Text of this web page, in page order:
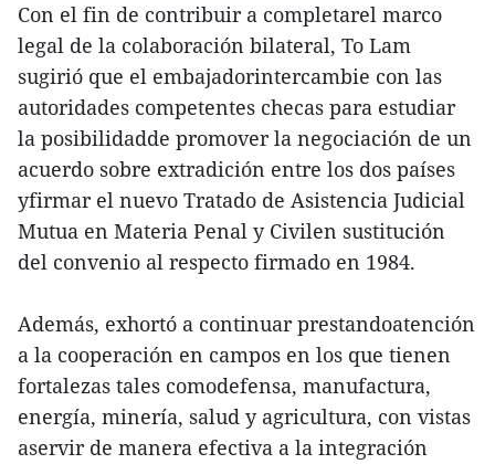
Con el fin de contribuir a completarel marco
legal de la colaboración bilateral, To Lam
sugirió que el embajadorintercambie con las
autoridades competentes checas para estudiar
la posibilidadde promover la negociación de un
acuerdo sobre extradición entre los dos países
yfirmar el nuevo Tratado de Asistencia Judicial
Mutua en Materia Penal y Civilen sustitución
del convenio al respecto firmado en 1984.
Además, exhortó a continuar prestandoatención
a la cooperación en campos en los que tienen
fortalezas tales comodefensa, manufactura,
energía, minería, salud y agricultura, con vistas
aservir de manera efectiva a la integración